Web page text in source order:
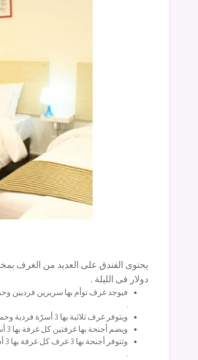
دولار فى الليلة .
.
ويتوفر غرف ثلاثية بها 3 أسرّة فردية وحمام خاص وتكييف وتلفاز بمساحة 15 متر مربع بسعر 28 $ فى الليلة .
ويضم أجنحة بها غرفتين كل غرفة بها 3 أسرّة فردية بمساحة 36 متر مربع بسعر 53 $ دولار فى الليلة الواحدة .
.